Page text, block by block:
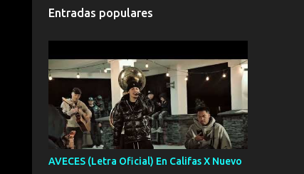
Entradas populares
AVECES (Letra Oficial) En Califas X Nuevo